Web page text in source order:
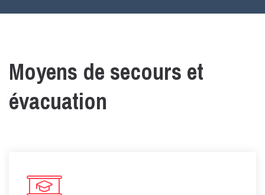
Moyens de secours et
évacuation